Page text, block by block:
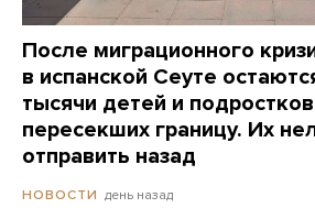
После миграционного
в испанской Сеуте
тысячи детей и
пересекших границу. Их
отправить назад
НОВОСТИ день назад